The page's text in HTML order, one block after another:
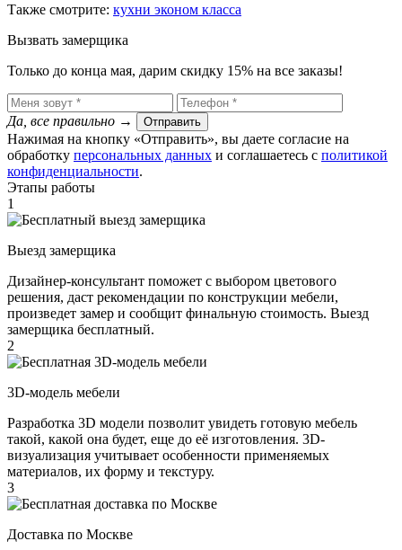
Также смотрите: кухни эконом класса
Вызвать замерщика
Только до конца мая, дарим скидку 15% на все заказы!
Да, все правильно → Отправить
Нажимая на кнопку «Отправить», вы даете согласие на
обработку персональных данных ​ и соглашаетесь c политикой
конфиденциальности.
Этапы работы
1
Выезд замерщика
Дизайнер-консультант поможет с выбором цветового
решения, даст рекомендации по конструкции мебели,
произведет замер и сообщит финальную стоимость. Выезд
замерщика бесплатный.
2
3D-модель мебели
Разработка 3D модели позволит увидеть готовую мебель
такой, какой она будет, еще до её изготовления. 3D-
визуализация учитывает особенности применяемых
материалов, их форму и текстуру.
3
Доставка по Москве